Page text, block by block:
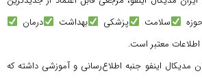
سلامت پزشکی بهداشت
درمان
معتبر است.
مدیکال اینفو جنبه اطلاع‌رسانی و آموزشی داشته که